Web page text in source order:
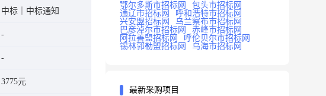
中标｜中标通知
3775元
鄂尔多斯市招标网
包头市招标网
通辽市招标网
呼和浩特市招标网
兴安盟招标网
乌兰察布市招标网
巴彦淖尔市招标网
赤峰市招标网
阿拉善盟招标网
呼伦贝尔市招标网
锡林郭勒盟招标网
乌海市招标网
最新采购项目